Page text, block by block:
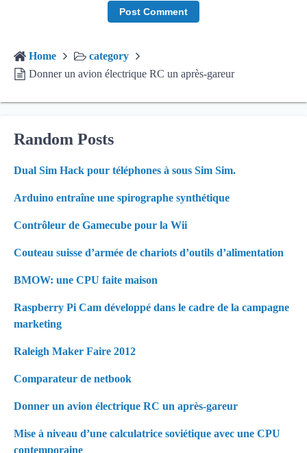
Home
category
Donner un avion électrique RC un après-gareur
Random Posts
Dual Sim Hack pour téléphones à sous Sim Sim.
Arduino entraîne une spirographe synthétique
Contrôleur de Gamecube pour la Wii
Couteau suisse d’armée de chariots d’outils d’alimentation
BMOW: une CPU faite maison
Raspberry Pi Cam développé dans le cadre de la campagne
marketing
Raleigh Maker Faire 2012
Comparateur de netbook
Donner un avion électrique RC un après-gareur
Mise à niveau d’une calculatrice soviétique avec une CPU
contemporaine